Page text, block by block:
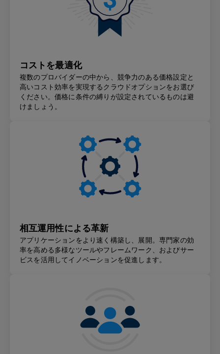
コストを最適化
複数のプロバイダーの中から、競争力のある価格設定と
高いコスト効率を実現するクラウドオプションをお選び
ください。価格に条件の縛りが設定されているものは避
けましょう。
相互運用性による革新
アプリケーションをより速く構築し、展開。専門家の効
率を高める多様なツールやフレームワーク、およびサー
ビスを活用してイノベーションを促進します。